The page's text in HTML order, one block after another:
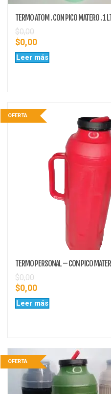
TERMO ATOM . CON PICO MATERO . 1
$0,00
$0,00
Leer más
OFERTA
TERMO PERSONAL – CON PICO
$0,00
$0,00
Leer más
OFERTA